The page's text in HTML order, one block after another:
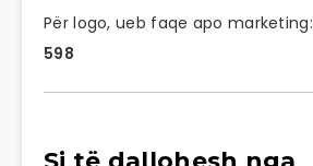
Për logo, ueb faqe apo marketing:
598